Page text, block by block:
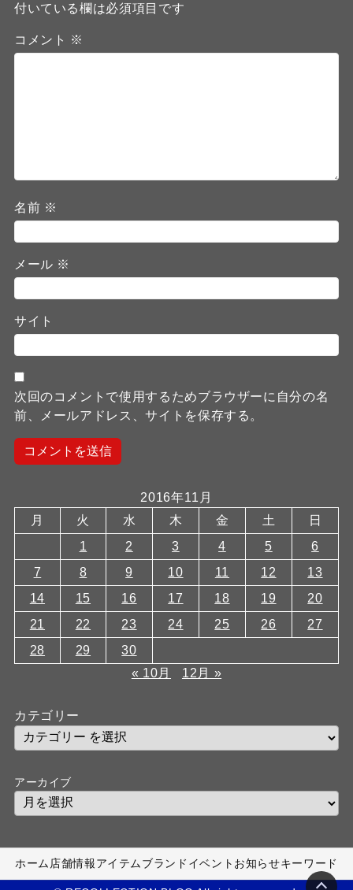
付いている欄は必須項目です
コメント ※
名前 ※
メール ※
サイト
次回のコメントで使用するためブラウザーに自分の名
前、メールアドレス、サイトを保存する。
2016年11月
月
火 水 木 金 土
日
1
2 3 4 5
6
7
8 9 10 11 12
13
14
15 16 17 18 19
20
21
22 23 24 25 26
27
28
29
30
« 10月
12月 »
カテゴリー
アーカイブ
ホーム 店舗情報アイテムブランド イベント お知らせキーワード